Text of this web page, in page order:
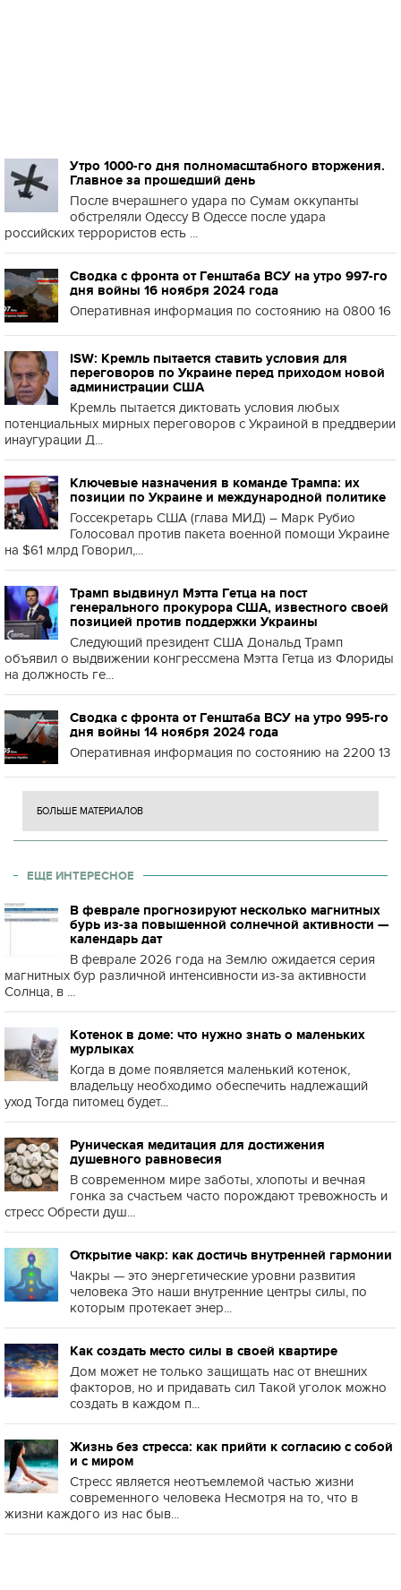
Утро 1000-го дня полномасштабного вторжения.
Главное за прошедший день
После вчерашнего удара по Сумам оккупанты
обстреляли Одессу В Одессе после удара
российских террористов есть ...
Сводка с фронта от Генштаба ВСУ на утро 997-го
дня войны 16 ноября 2024 года
Оперативная информация по состоянию на 0800 16
ISW: Кремль пытается ставить условия для
переговоров по Украине перед приходом новой
администрации США
Кремль пытается диктовать условия любых
потенциальных мирных переговоров с Украиной в преддверии
инаугурации Д...
Ключевые назначения в команде Трампа: их
позиции по Украине и международной политике
Госсекретарь США (глава МИД) – Марк Рубио
Голосовал против пакета военной помощи Украине
на $61 млрд Говорил,...
Трамп выдвинул Мэтта Гетца на пост
генерального прокурора США, известного своей
позицией против поддержки Украины
Следующий президент США Дональд Трамп
объявил о выдвижении конгрессмена Мэтта Гетца из Флориды
на должность ге...
Сводка с фронта от Генштаба ВСУ на утро 995-го
дня войны 14 ноября 2024 года
Оперативная информация по состоянию на 2200 13
БОЛЬШЕ МАТЕРИАЛОВ
ЕЩЕ ИНТЕРЕСНОЕ
В феврале прогнозируют несколько магнитных
бурь из-за повышенной солнечной активности —
календарь дат
В феврале 2026 года на Землю ожидается серия
магнитных бур различной интенсивности из-за активности
Солнца, в ...
Котенок в доме: что нужно знать о маленьких
мурлыках
Когда в доме появляется маленький котенок,
владельцу необходимо обеспечить надлежащий
уход Тогда питомец будет...
Руническая медитация для достижения
душевного равновесия
В современном мире заботы, хлопоты и вечная
гонка за счастьем часто порождают тревожность и
стресс Обрести душ...
Открытие чакр: как достичь внутренней гармонии
Чакры — это энергетические уровни развития
человека Это наши внутренние центры силы, по
которым протекает энер...
Как создать место силы в своей квартире
Дом может не только защищать нас от внешних
факторов, но и придавать сил Такой уголок можно
создать в каждом п...
Жизнь без стресса: как прийти к согласию с собой
и с миром
Стресс является неотъемлемой частью жизни
современного человека Несмотря на то, что в
жизни каждого из нас быв...